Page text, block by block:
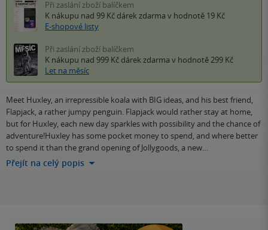
Při zaslání zboží balíčkem
K nákupu nad 99 Kč dárek zdarma v hodnotě 19 Kč
E-shopové listy
Při zaslání zboží balíčkem
K nákupu nad 999 Kč dárek zdarma v hodnotě 299 Kč
Let na měsíc
Meet Huxley, an irrepressible koala with BIG ideas, and his best friend,
Flapjack, a rather jumpy penguin. Flapjack would rather stay at home,
but for Huxley, each new day sparkles with possibility and the chance of
adventure!Huxley has some pocket money to spend, and where better
to spend it than the grand opening of Jollygoods, a new…
Přejít na celý popis